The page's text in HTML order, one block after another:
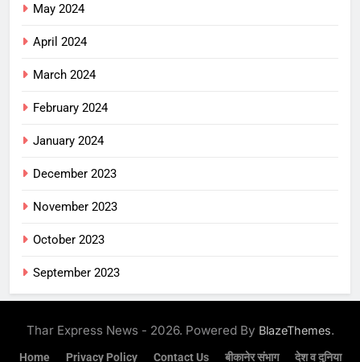
May 2024
April 2024
March 2024
February 2024
January 2024
December 2023
November 2023
October 2023
September 2023
Thar Express News - 2026. Powered By BlazeThemes.
Home Privacy Policy Contact Us बीकानेर संभाग देश व दुनिया